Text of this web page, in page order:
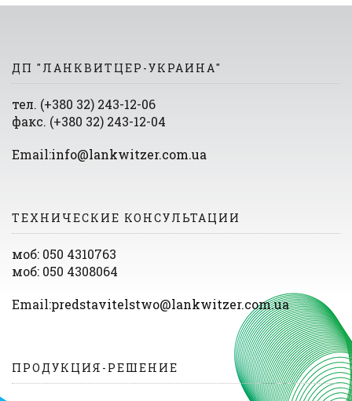
ДП "ЛАНКВИТЦЕР-УКРАИНА"
тел. (+380 32) 243-12-06
факс. (+380 32) 243-12-04
Email:info@lankwitzer.com.ua
ТЕХНИЧЕСКИЕ КОНСУЛЬТАЦИИ
моб: 050 4310763
моб: 050 4308064
Email:predstavitelstwo@lankwitzer.com.ua
ПРОДУКЦИЯ-РЕШЕНИЕ